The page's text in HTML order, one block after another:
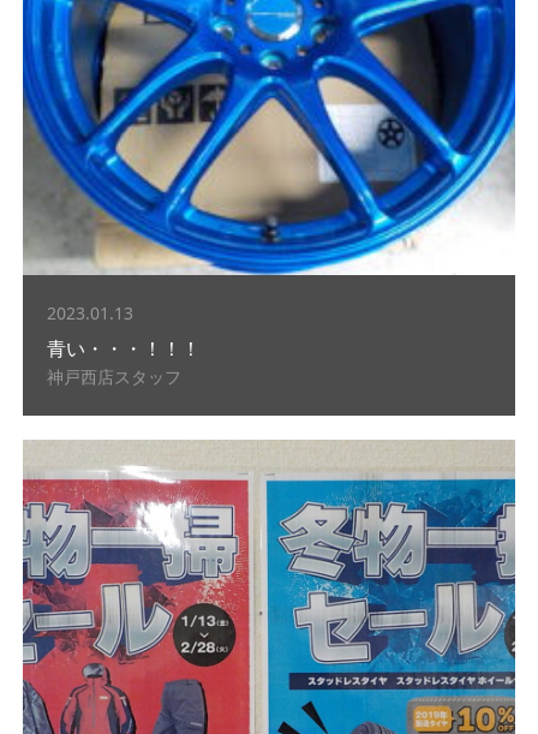
2023.01.13
青い・・・！！！
神戸西店スタッフ